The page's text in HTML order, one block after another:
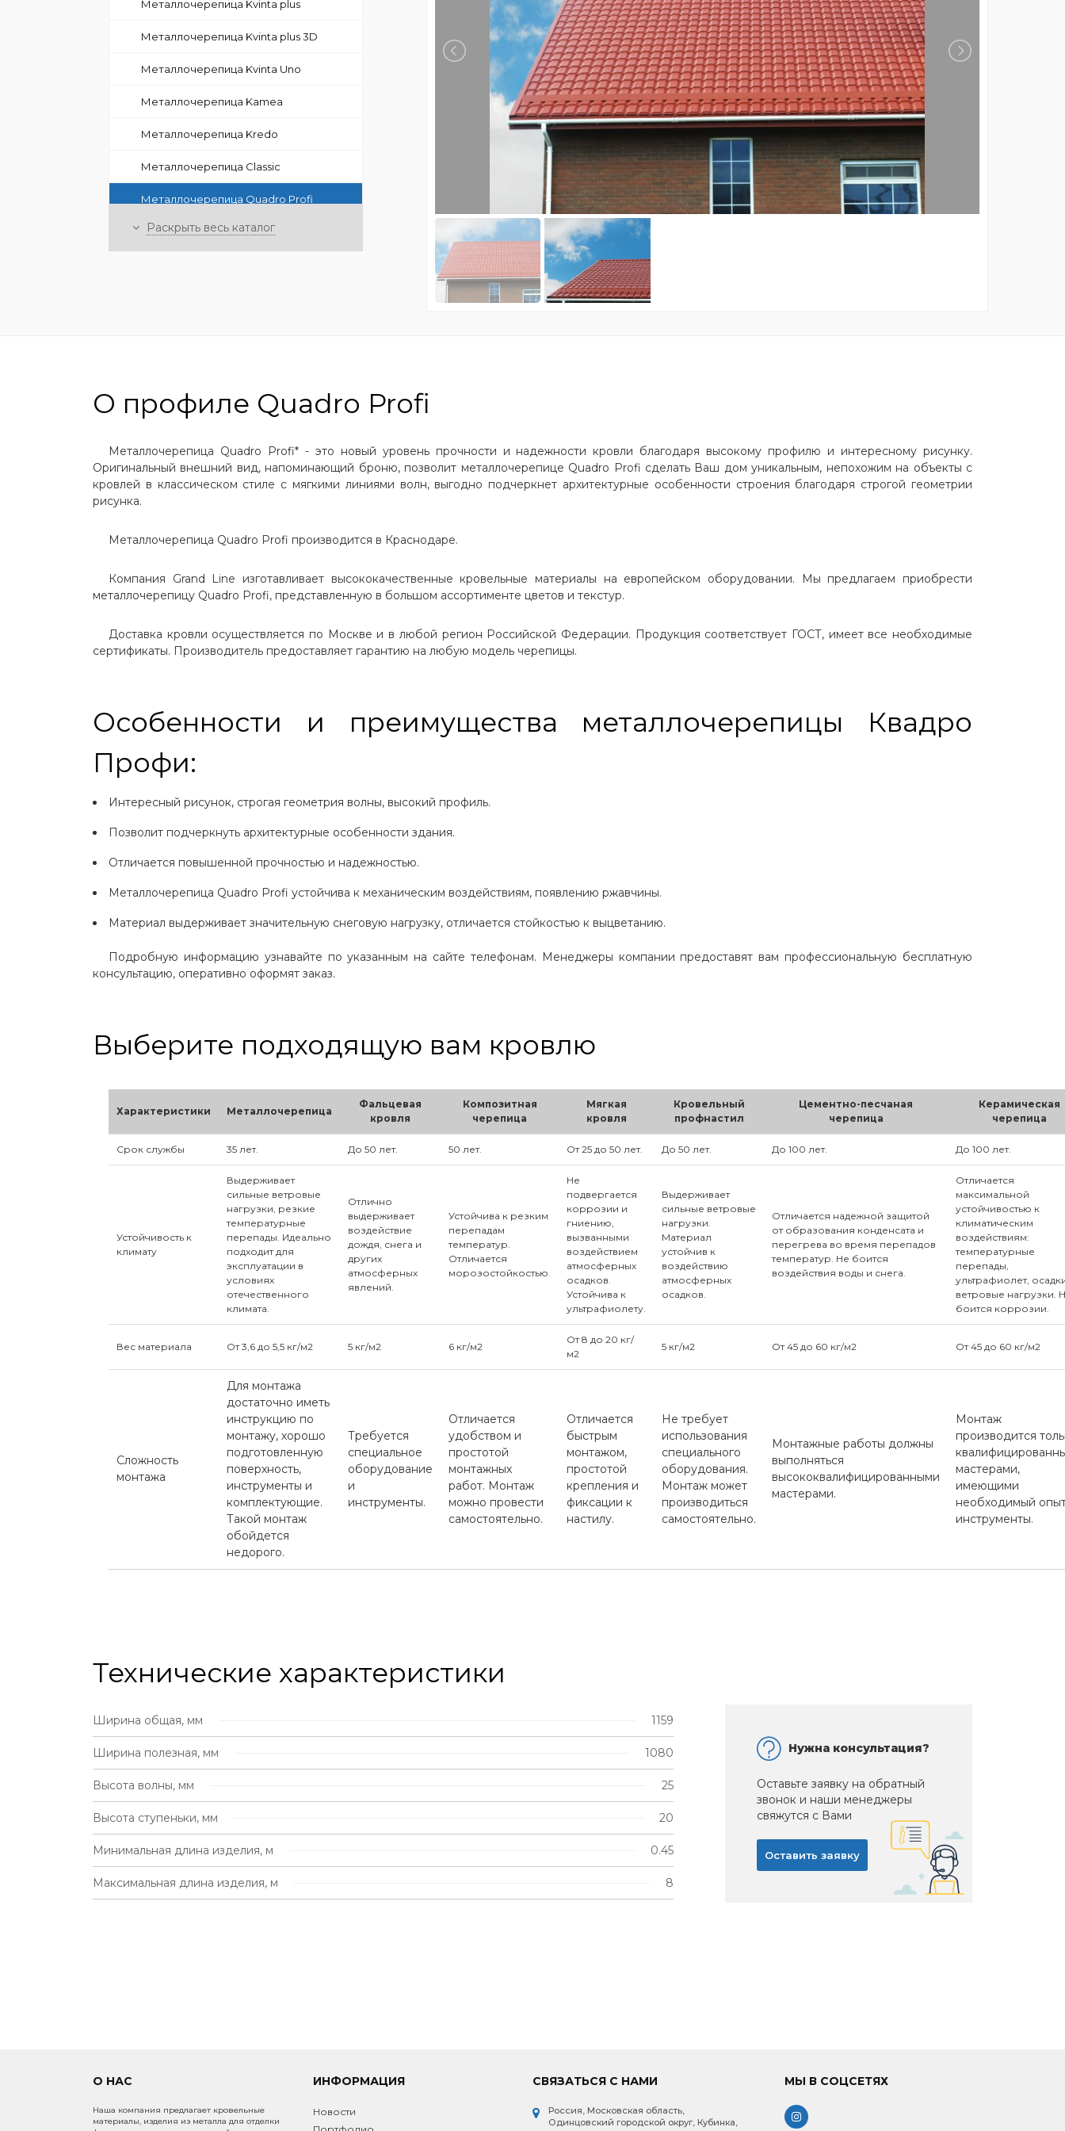
Металлочерепица Kvinta plus
Металлочерепица Kvinta plus 3D
Металлочерепица Kvinta Uno
Металлочерепица Kamea
Металлочерепица Kredo
Металлочерепица Classic
Металлочерепица Quadro Profi
Металлочерепица с каменной
Профнастил (профлист) для крыши
Керамическая черепица
+
ИЗОЛЯЦИОННЫЕ МАТЕРИАЛЫ
ВОДОСТОЧНЫЕ СИСТЕМЫ
Раскрыть весь каталог
О профиле Quadro Profi
Металлочерепица Quadro Profi* - это новый уровень прочности и надежности кровли благодаря высокому профилю и интересному рисунку.
Оригинальный внешний вид, напоминающий броню, позволит металлочерепице Quadro Profi сделать Ваш дом уникальным, непохожим на объекты с
кровлей в классическом стиле с мягкими линиями волн, выгодно подчеркнет архитектурные особенности строения благодаря строгой геометрии
рисунка.
Металлочерепица Quadro Profi производится в Краснодаре.
Компания Grand Line изготавливает высококачественные кровельные материалы на европейском оборудовании. Мы предлагаем приобрести
металлочерепицу Quadro Profi, представленную в большом ассортименте цветов и текстур.
Доставка кровли осуществляется по Москве и в любой регион Российской Федерации. Продукция соответствует ГОСТ, имеет все необходимые
сертификаты. Производитель предоставляет гарантию на любую модель черепицы.
Особенности и преимущества металлочерепицы Квадро
Профи:
Интересный рисунок, строгая геометрия волны, высокий профиль.
Позволит подчеркнуть архитектурные особенности здания.
Отличается повышенной прочностью и надежностью.
Металлочерепица Quadro Profi устойчива к механическим воздействиям, появлению ржавчины.
Материал выдерживает значительную снеговую нагрузку, отличается стойкостью к выцветанию.
Подробную информацию узнавайте по указанным на сайте телефонам. Менеджеры компании предоставят вам профессиональную бесплатную
консультацию, оперативно оформят заказ.
Выберите подходящую вам кровлю
Характеристики Металлочерепица
Фальцевая
кровля
Композитная
черепица
Мягкая
кровля
Кровельный
профнастил
Цементно-песчаная
черепица
Керамическая
черепица
Срок службы 35 лет. До 50 лет. 50 лет. От 25 до 50 лет. До 50 лет. До 100 лет. До 100 лет.
Устойчивость к
климату
Выдерживает
сильные ветровые
нагрузки, резкие
температурные
перепады. Идеально
подходит для
эксплуатации в
условиях
отечественного
климата.
Отлично
выдерживает
воздействие
дождя, снега и
других
атмосферных
явлений.
Устойчива к резким
перепадам
температур.
Отличается
морозостойкостью.
Не
подвергается
коррозии и
гниению,
вызванными
воздействием
атмосферных
осадков.
Устойчива к
ультрафиолету.
Выдерживает
сильные ветровые
нагрузки.
Материал
устойчив к
воздействию
атмосферных
осадков.
Отличается надежной защитой
от образования конденсата и
перегрева во время перепадов
температур. Не боится
воздействия воды и снега.
Отличается
максимальной
устойчивостью к
климатическим
воздействиям:
температурные
перепады,
ультрафиолет,
ветровые нагрузки.
боится коррозии.
Вес материала От 3,6 до 5,5 кг/м2 5 кг/м2 6 кг/м2
От 8 до 20 кг/
м2
5 кг/м2 От 45 до 60 кг/м2 От 45 до 60 кг/м2
Сложность
монтажа
Для монтажа
достаточно иметь
инструкцию по
монтажу, хорошо
подготовленную
поверхность,
инструменты и
комплектующие.
Такой монтаж
обойдется
недорого.
Требуется
специальное
оборудование
и
инструменты.
Отличается
удобством и
простотой
монтажных
работ. Монтаж
можно провести
самостоятельно.
Отличается
быстрым
монтажом,
простотой
крепления и
фиксации к
настилу.
Не требует
использования
специального
оборудования.
Монтаж может
производиться
самостоятельно.
Монтажные работы должны
выполняться
высококвалифицированными
мастерами.
Монтаж
производится
мастерами,
имеющими
необходимый
инструменты.
Технические характеристики
Ширина общая, мм 1159
Ширина полезная, мм 1080
Высота волны, мм 25
Высота ступеньки, мм 20
Минимальная длина изделия, м 0.45
Максимальная длина изделия, м 8
Нужна консультация?
Оставьте заявку на обратный
звонок и наши менеджеры
свяжутся с Вами
Оставить заявку
О НАС
Наша компания предлагает кровельные
материалы, изделия из металла для отделки
ИНФОРМАЦИЯ
Новости
СВЯЗАТЬСЯ С НАМИ
Россия, Московская область,
Одинцовский городской округ, Кубинка,
МЫ В СОЦСЕТЯХ